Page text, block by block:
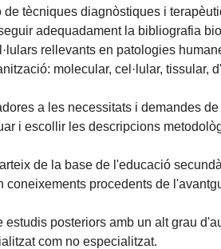
tècniques diagnòstiques i
adequadament la bibliografia
rellevants en patologies
molecular, cel·lular, tissular,
a les necessitats i demandes
i escollir les descripcions
de la base de l'educació
procedents de
posteriors amb un alt grau
com no especialitzat.